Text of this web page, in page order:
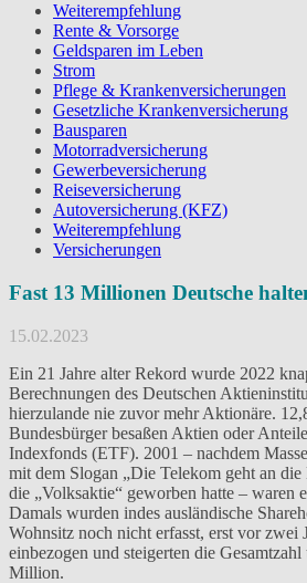
Weiterempfehlung
Rente & Vorsorge
Geldsparen im Leben
Strom
Pflege & Krankenversicherungen
Gesetzliche Krankenversicherung
Bausparen
Motorradversicherung
Gewerbeversicherung
Reiseversicherung
Autoversicherung (KFZ)
Weiterempfehlung
Versicherungen
Fast 13 Millionen Deutsche
15.02.2023
Ein 21 Jahre alter Rekord wurde 2022
Berechnungen des Deutschen
hierzulande nie zuvor mehr Aktionäre.
Bundesbürger besaßen Aktien oder
Indexfonds (ETF). 2001 – nachdem
mit dem Slogan „Die Telekom geht an
die „Volksaktie“ geworben hatte – waren
Damals wurden indes ausländische
Wohnsitz noch nicht erfasst, erst vor zwei
einbezogen und steigerten die
Million.